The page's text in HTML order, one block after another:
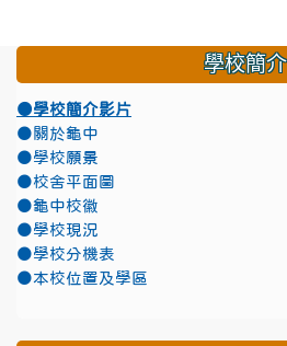
學校簡介
●學校簡介影片
●關於龜中
●學校願景
●校舍平面圖
●龜中校徽
●學校現況
●學校分機表
●本校位置及學區